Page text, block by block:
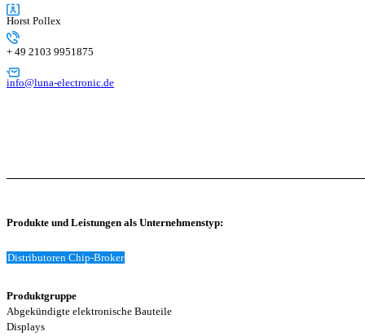
Horst Pollex
+ 49 2103 9951875
info@luna-electronic.de
Produkte und Leistungen als Unternehmenstyp:
Distributoren Chip-Broker
Produktgruppe
Abgekündigte elektronische Bauteile
Displays